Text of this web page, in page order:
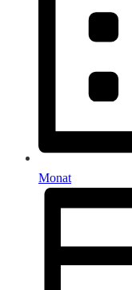
Monat